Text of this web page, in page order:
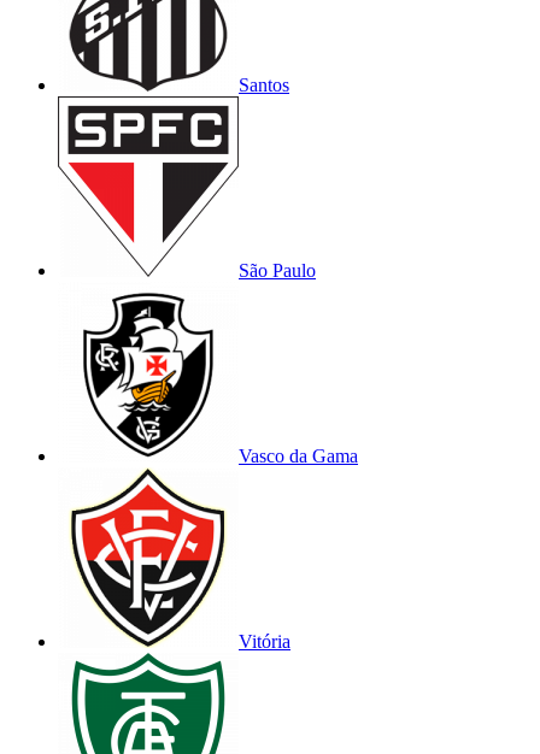
Santos
São Paulo
Vasco da Gama
Vitória